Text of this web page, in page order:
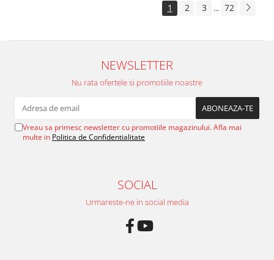
1 2 3 ... 72
NEWSLETTER
Nu rata ofertele si promotiile noastre
Vreau sa primesc newsletter cu promotiile magazinului. Afla mai
multe in Politica de Confidentialitate
SOCIAL
Urmareste-ne in social media